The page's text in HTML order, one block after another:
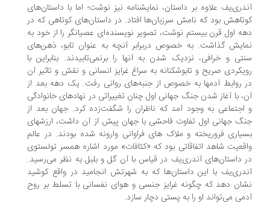
علاوه بر داستان، نمایشنامه نیز نوشت؛ اما با داستان‌های
بود که نامش سرزبان‌ها افتاد. در داستان‌های کوتاهی که در
اول قرن بیستم نوشت، تصویر نویسنده‌ای عصیانگر را از خود به
گذاشت. به خصوص دربرابر آنچه به عنوان تابو، ذهن‌های
و خرافی، نزدیک شدن به آنها را برنمی‌تابیدند. بنابراین با
صریح و تابوشکنانه به سراغ غرایز انسانی و نقش و تاثیر آن
روابط آدمها به خصوص از جنبه‌های روانی رفت. یک دهه بعد از
با آغاز شدن جنگ جهانی اول چنان تغییراتی در نهادهای خانوادگی
به وجود آمد که ناظران را شگفت‌زده کرد. جهان بعد از
جهانی اول تفاوت فاحشی با جهان پیش از آن داشت، ارزشهای
فروریخته و ملاک های فراوانی وارونه شده بودند. در عالم
شاهد اتفاقاتی بود که «کثافات» مورد اشاره همسر تولستوی
داستان‌های آندری‌یف در قیاس با آن گل و بلبل به نظر می‌رسید.
با این داستان‌ها که به شهرتش انجامید در واقع کوشید
دهد که چگونه غرایز جنسی و هوای نفسانی با تسلط بر روح
می‌تواند او را به پستی دچار سازد.